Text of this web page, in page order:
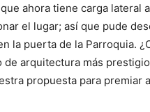
ahora tiene carga lateral
el lugar; así que pude
la puerta de la Parroquia.
arquitectura más
propuesta para premiar